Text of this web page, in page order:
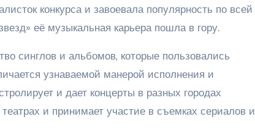
конкурса и завоевала популярность по всей
её музыкальная карьера пошла в гору.
синглов и альбомов, которые пользовались
узнаваемой манерой исполнения и
и дает концерты в разных городах
и принимает участие в съемках сериалов и